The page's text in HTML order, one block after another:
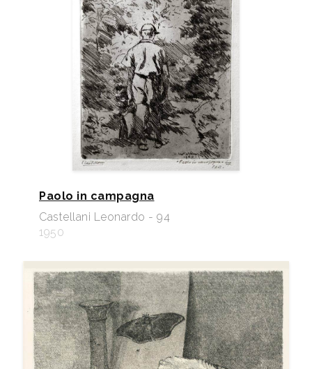
Paolo in campagna
Castellani Leonardo - 94
1950